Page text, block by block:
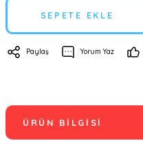
SEPETE EKLE
Paylaş Yorum Yaz
ÜRÜN BILGISI